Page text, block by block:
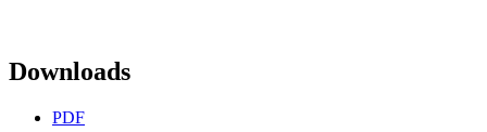
Downloads
PDF